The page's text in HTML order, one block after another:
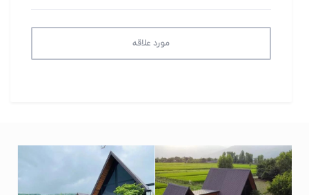
در بهار، با پرآب شدن شالیزارها، منظره‌ای شبیه به برکه‌ای بزرگ
روبه‌روی شما شکل می‌گیرد. تابستان، دنیایی سبز و زنده اطراف شما را
احاطه می‌کند. پاییز با قاب‌های نارنجی و زرد جنگل از پشت پنجره‌های
کلبه‌ای با معماری سوئیسی و فضای دلباز
این اقامتگاه از دو کلبه مثلثی با طراحی خاص تشکیل شده که ظاهری
مدرن و چشم‌نواز دارد. پنجره‌های بزرگ سرتاسری نور طبیعی را به
مورد علاقه